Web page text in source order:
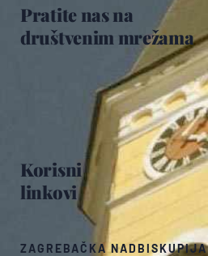
Korisni
linkovi
ZAGREBAČKA NADBISKUPIJA
Pratite nas na
društvenim mrežama